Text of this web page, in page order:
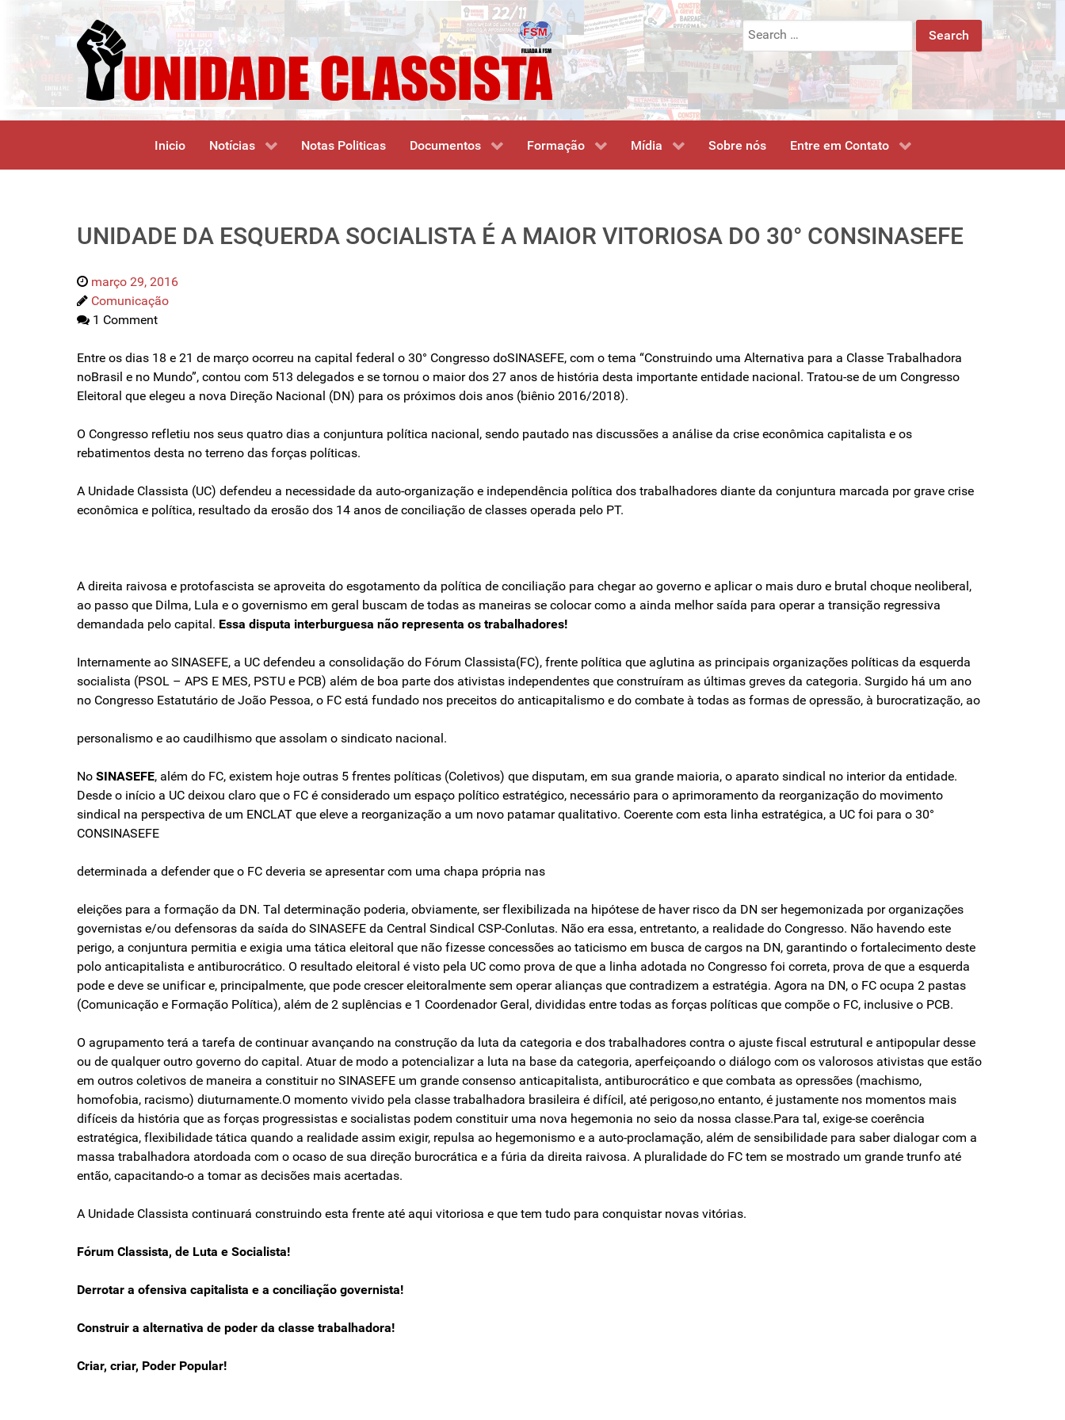
Search
for:
Inicio Notícias Notas Politicas Documentos Formação Mídia Sobre nós Entre em Contato
UNIDADE DA ESQUERDA SOCIALISTA É A MAIOR VITORIOSA DO 30° CONSINASEFE
março 29, 2016
Comunicação
1 Comment
Entre os dias 18 e 21 de março ocorreu na capital federal o 30° Congresso doSINASEFE, com o tema “Construindo uma Alternativa para a Classe Trabalhadora
noBrasil e no Mundo”, contou com 513 delegados e se tornou o maior dos 27 anos de história desta importante entidade nacional. Tratou-se de um Congresso
Eleitoral que elegeu a nova Direção Nacional (DN) para os próximos dois anos (biênio 2016/2018).
O Congresso refletiu nos seus quatro dias a conjuntura política nacional, sendo pautado nas discussões a análise da crise econômica capitalista e os
rebatimentos desta no terreno das forças políticas.
A Unidade Classista (UC) defendeu a necessidade da auto-organização e independência política dos trabalhadores diante da conjuntura marcada por grave crise
econômica e política, resultado da erosão dos 14 anos de conciliação de classes operada pelo PT.
A direita raivosa e protofascista se aproveita do esgotamento da política de conciliação para chegar ao governo e aplicar o mais duro e brutal choque neoliberal,
ao passo que Dilma, Lula e o governismo em geral buscam de todas as maneiras se colocar como a ainda melhor saída para operar a transição regressiva
demandada pelo capital. Essa disputa interburguesa não representa os trabalhadores!
Internamente ao SINASEFE, a UC defendeu a consolidação do Fórum Classista(FC), frente política que aglutina as principais organizações políticas da esquerda
socialista (PSOL – APS E MES, PSTU e PCB) além de boa parte dos ativistas independentes que construíram as últimas greves da categoria. Surgido há um ano
no Congresso Estatutário de João Pessoa, o FC está fundado nos preceitos do anticapitalismo e do combate à todas as formas de opressão, à burocratização, ao
personalismo e ao caudilhismo que assolam o sindicato nacional.
No SINASEFE, além do FC, existem hoje outras 5 frentes políticas (Coletivos) que disputam, em sua grande maioria, o aparato sindical no interior da entidade.
Desde o início a UC deixou claro que o FC é considerado um espaço político estratégico, necessário para o aprimoramento da reorganização do movimento
sindical na perspectiva de um ENCLAT que eleve a reorganização a um novo patamar qualitativo. Coerente com esta linha estratégica, a UC foi para o 30°
CONSINASEFE
determinada a defender que o FC deveria se apresentar com uma chapa própria nas
eleições para a formação da DN. Tal determinação poderia, obviamente, ser flexibilizada na hipótese de haver risco da DN ser hegemonizada por organizações
governistas e/ou defensoras da saída do SINASEFE da Central Sindical CSP-Conlutas. Não era essa, entretanto, a realidade do Congresso. Não havendo este
perigo, a conjuntura permitia e exigia uma tática eleitoral que não fizesse concessões ao taticismo em busca de cargos na DN, garantindo o fortalecimento deste
polo anticapitalista e antiburocrático. O resultado eleitoral é visto pela UC como prova de que a linha adotada no Congresso foi correta, prova de que a esquerda
pode e deve se unificar e, principalmente, que pode crescer eleitoralmente sem operar alianças que contradizem a estratégia. Agora na DN, o FC ocupa 2 pastas
(Comunicação e Formação Política), além de 2 suplências e 1 Coordenador Geral, divididas entre todas as forças políticas que compõe o FC, inclusive o PCB.
O agrupamento terá a tarefa de continuar avançando na construção da luta da categoria e dos trabalhadores contra o ajuste fiscal estrutural e antipopular desse
ou de qualquer outro governo do capital. Atuar de modo a potencializar a luta na base da categoria, aperfeiçoando o diálogo com os valorosos ativistas que estão
em outros coletivos de maneira a constituir no SINASEFE um grande consenso anticapitalista, antiburocrático e que combata as opressões (machismo,
homofobia, racismo) diuturnamente.O momento vivido pela classe trabalhadora brasileira é difícil, até perigoso,no entanto, é justamente nos momentos mais
difíceis da história que as forças progressistas e socialistas podem constituir uma nova hegemonia no seio da nossa classe.Para tal, exige-se coerência
estratégica, flexibilidade tática quando a realidade assim exigir, repulsa ao hegemonismo e a auto-proclamação, além de sensibilidade para saber dialogar com a
massa trabalhadora atordoada com o ocaso de sua direção burocrática e a fúria da direita raivosa. A pluralidade do FC tem se mostrado um grande trunfo até
então, capacitando-o a tomar as decisões mais acertadas.
A Unidade Classista continuará construindo esta frente até aqui vitoriosa e que tem tudo para conquistar novas vitórias.
Fórum Classista, de Luta e Socialista!
Derrotar a ofensiva capitalista e a conciliação governista!
Construir a alternativa de poder da classe trabalhadora!
Criar, criar, Poder Popular!